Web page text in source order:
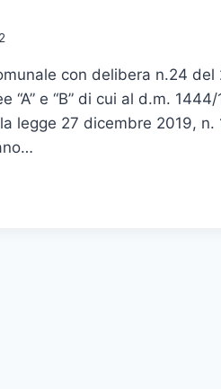
con delibera n.24
“A” e “B” di cui al d.m.
legge 27 dicembre 2019,